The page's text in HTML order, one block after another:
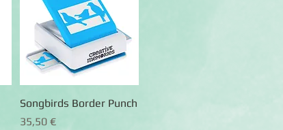
Schnellansicht
Songbirds Border Punch
Preis
35,50 €